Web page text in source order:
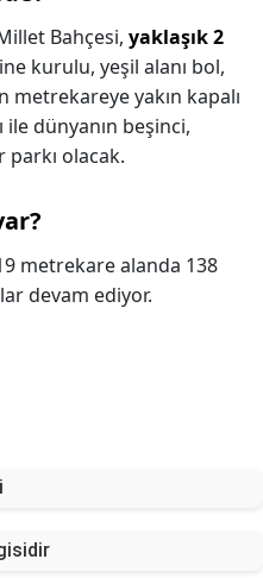
Bahçesi, yaklaşık 2
kurulu, yeşil alanı bol,
metrekareye yakın kapalı
dünyanın beşinci,
olacak.
metrekare alanda 138
devam ediyor.